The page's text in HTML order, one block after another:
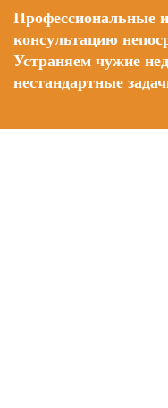
Профессиональные
консультацию
Устраняем чужие
нестандартные